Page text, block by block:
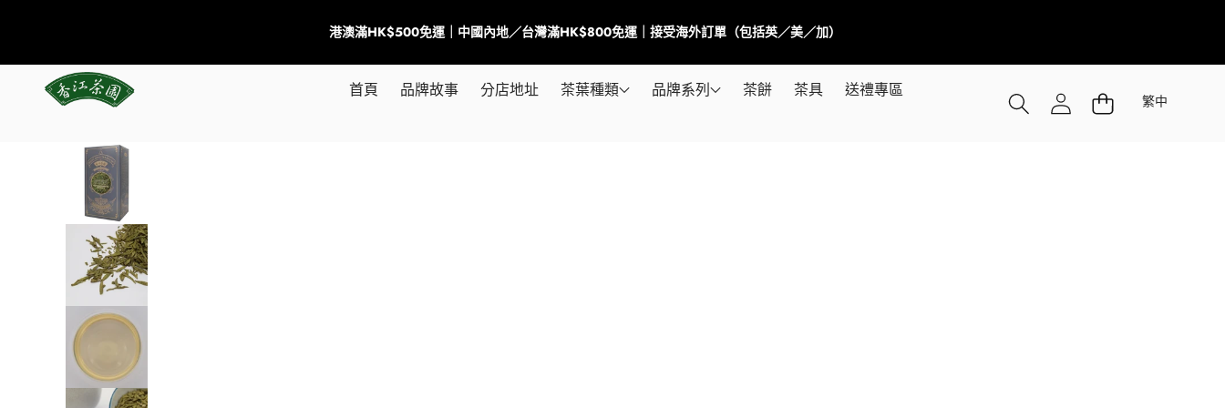
港澳滿HK$500免運｜中國內地／台灣滿HK$800免運｜接受海外訂單（包括英／美／加）
首頁 品牌故事 分店地址 茶葉種類 品牌系列 茶餅 茶具 送禮專區 語
繁中
跳到商品資訊
售完